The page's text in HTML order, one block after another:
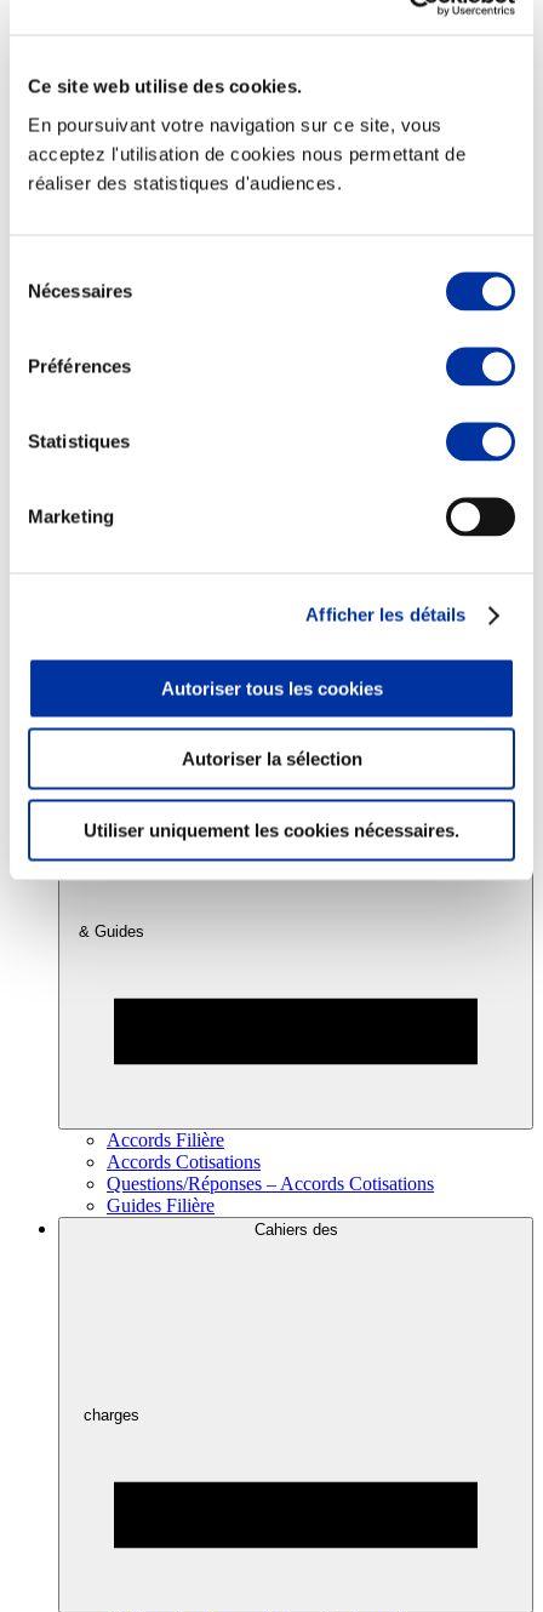
Ce site web utilise des cookies.
En poursuivant votre navigation sur ce site, vous
acceptez l'utilisation de cookies nous permettant de
réaliser des statistiques d'audiences.
Nécessaires
Préférences
Statistiques
Marketing
Afficher les détails
Autoriser tous les cookies
Autoriser la sélection
Utiliser uniquement les cookies nécessaires.
Elevage
Transport – mise en marché
Abattoir
Partenaire Climat
Viandes et santé
Juste rémunération et attractivité des métiers
Info-veille scientifique
Sources d’information
Accords
& Guides
Accords Filière
Accords Cotisations
Questions/Réponses – Accords Cotisations
Guides Filière
Cahiers des
charges